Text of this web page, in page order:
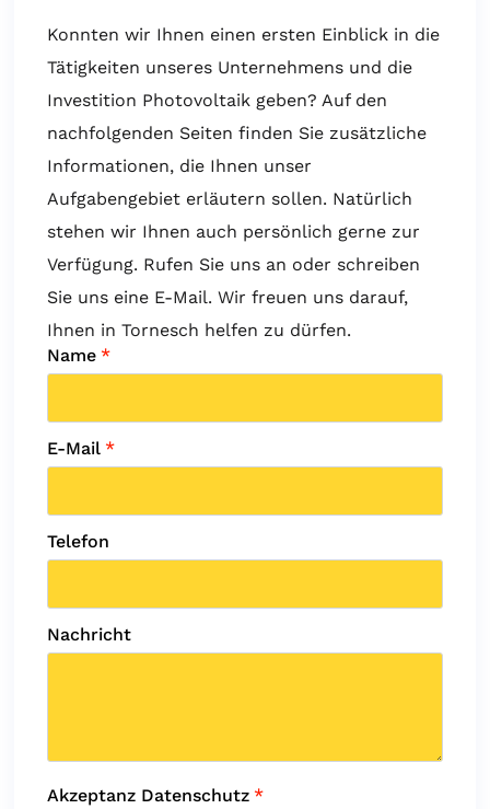
Konnten wir Ihnen einen ersten Einblick in die
Tätigkeiten unseres Unternehmens und die
Investition Photovoltaik geben? Auf den
nachfolgenden Seiten finden Sie zusätzliche
Informationen, die Ihnen unser
Aufgabengebiet erläutern sollen. Natürlich
stehen wir Ihnen auch persönlich gerne zur
Verfügung. Rufen Sie uns an oder schreiben
Sie uns eine E-Mail. Wir freuen uns darauf,
Ihnen in Tornesch helfen zu dürfen.
Name *
E-Mail *
Telefon
Nachricht
Akzeptanz Datenschutz *